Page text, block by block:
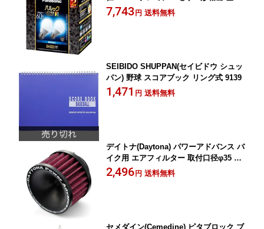
色相当(7.3W) 一般電球 空間全体を照ら
すタイプ(全方向タイプ) 2個入り 密閉器
7,743円 送料無料
SEIBIDO SHUPPAN(セイビドウ シュッ
パン) 野球 スコアブック リング式 9139
1,471 円 送料無料
デイトナ(Daytona) パワーアドバンス バ
イク用 エアフィルター 取付口径φ35 ス
トレート パワーフィルター 47030
2,496円 送料無料
セメダイン(Cemedine) ピタブロック ブ